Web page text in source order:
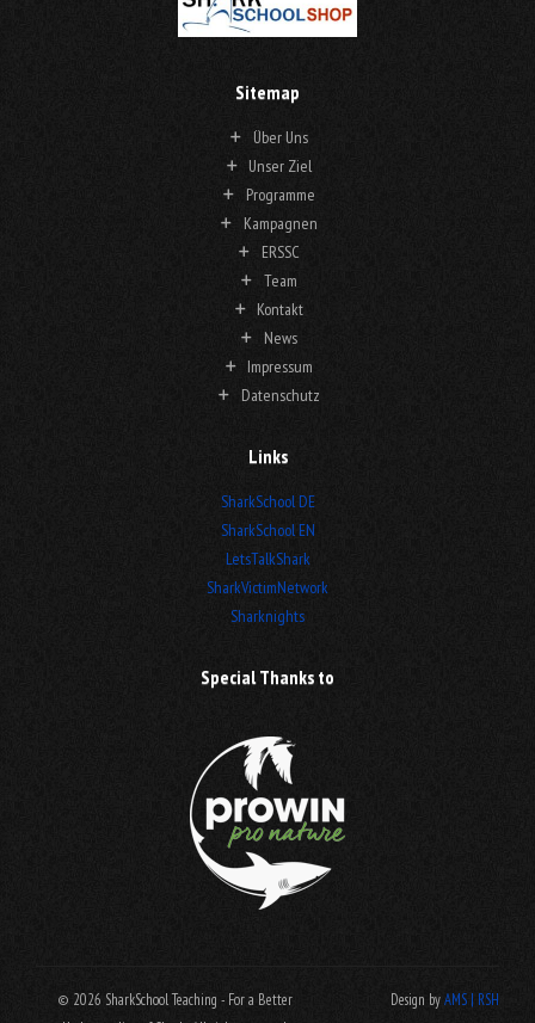
Sitemap
Über Uns
Unser Ziel
Programme
Kampagnen
ERSSC
Team
Kontakt
News
Impressum
Datenschutz
Links
SharkSchool DE
SharkSchool EN
LetsTalkShark
SharkVictimNetwork
Sharknights
Special Thanks to
© 2026 SharkSchool Teaching - For a Better
Design byAMS | RSH